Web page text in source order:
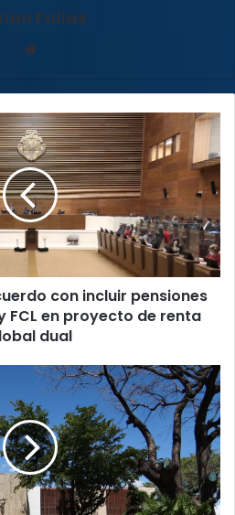
Fallas
con incluir pensiones
FCL en proyecto de renta
dual